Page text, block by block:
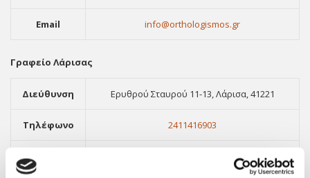
Email info@orthologismos.gr
Γραφείο Λάρισας
Διεύθυνση Ερυθρού Σταυρού 11-13, Λάρισα, 41221
Τηλέφωνο 2411416903